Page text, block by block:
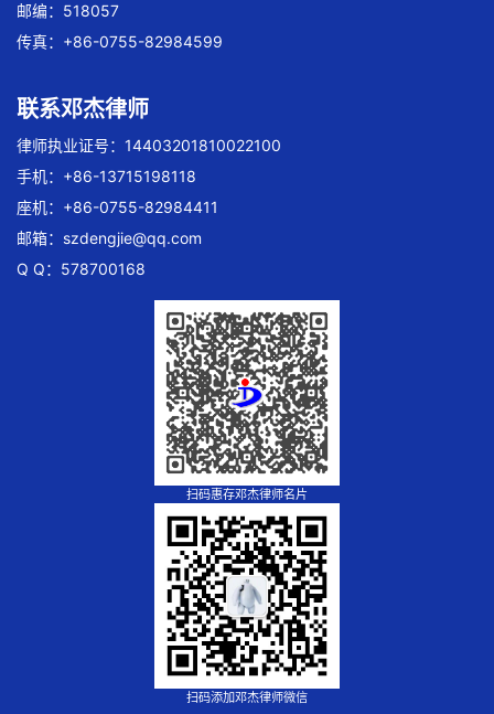
邮编：518057
传真：+86-0755-82984599
联系邓杰律师
律师执业证号：14403201810022100
手机：+86-13715198118
座机：+86-0755-82984411
邮箱： szdengjie@qq.com
Q Q：578700168
扫码惠存邓杰律师名片
扫码添加邓杰律师微信